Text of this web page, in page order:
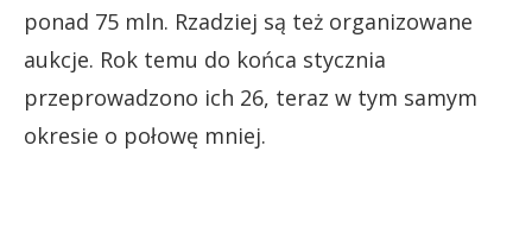
ponad 75 mln. Rzadziej są też organizowane
aukcje. Rok temu do końca stycznia
przeprowadzono ich 26, teraz w tym samym
okresie o połowę mniej.